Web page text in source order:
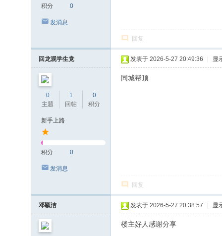
积分 0
发消息
回复
回龙观学生党
0
主题
1
回帖
0
积分
新手上路
积分 0
发消息
发表于 2026-5-27 20:49:36 显
同城帮顶
回复
邓颖洁 发表于 2026-5-27 20:38:57 显
楼主好人感谢分享